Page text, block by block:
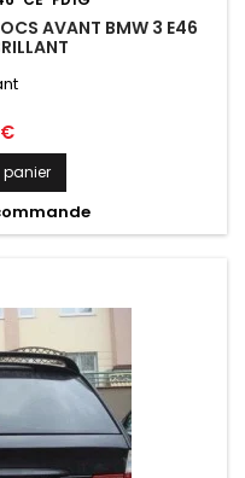
AVANT BMW 3 E46
panier